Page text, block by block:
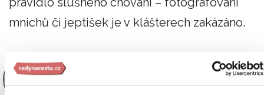
mnichů či jeptišek je v klášterech zakázáno.
Michaela Smékalová